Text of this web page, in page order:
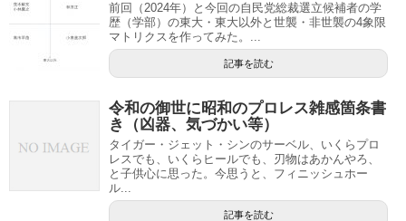
前回（2024年）と今回の自民党総裁選立候補者の学
歴（学部）の東大・東大以外と世襲・非世襲の4象限
マトリクスを作ってみた。...
記事を読む
令和の御世に昭和のプロレス雑感箇条書
き（凶器、気づかい等）
タイガー・ジェット・シンのサーベル、いくらプロ
レスでも、いくらヒールでも、刃物はあかんやろ、
と子供心に思った。今思うと、フィニッシュホー
ル...
記事を読む